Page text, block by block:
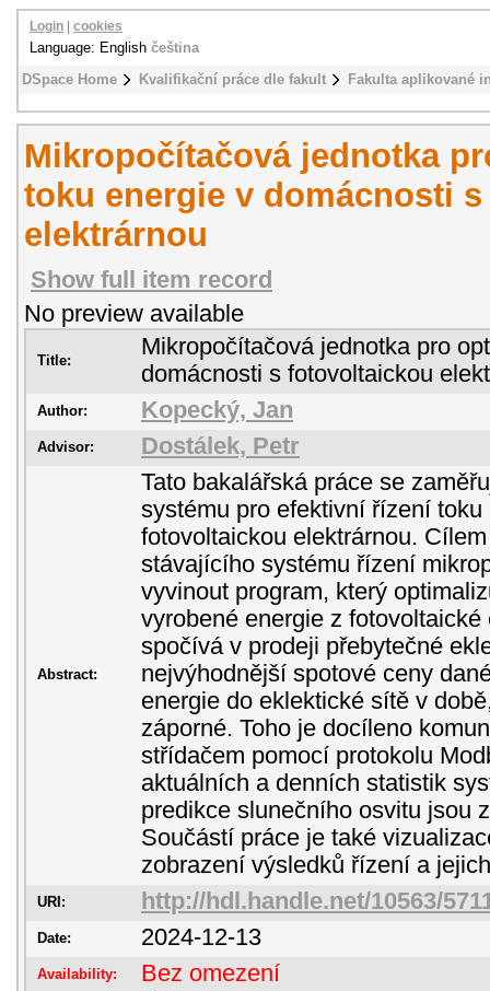
DSpace Home Kvalifikační práce dle fakult Fakulta aplikované
Login cookies
Language: English čeština
Mikropočítačová jednotka
toku energie v domácnosti
elektrárnou
Show full item record
No preview available
Title:
Mikropočítačová jednotka pro
domácnosti s fotovoltaickou
Author: Kopecký, Jan
Advisor: Dostálek, Petr
Abstract:
Tato bakalářská práce se
systému pro efektivní řízení
fotovoltaickou elektrárnou.
stávajícího systému řízení
vyvinout program, který
vyrobené energie z
spočívá v prodeji přebytečné
nejvýhodnější spotové ceny
energie do eklektické sítě v
záporné. Toho je docíleno
střídačem pomocí protokolu
aktuálních a denních statistik
predikce slunečního osvitu jsou
Součástí práce je také
zobrazení výsledků řízení a
URI: http://hdl.handle.net/10563/
Date: 2024-12-13
Availability: Bez omezení